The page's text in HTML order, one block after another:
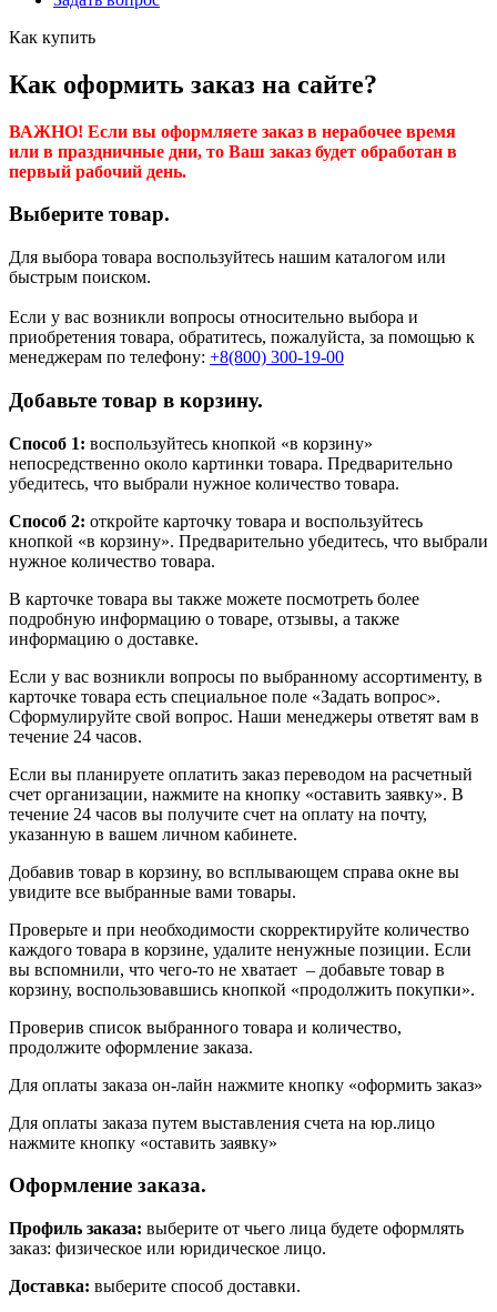
Как купить
Как оформить заказ на сайте?
ВАЖНО! Если вы оформляете заказ в нерабочее время
или в праздничные дни, то Ваш заказ будет обработан в
первый рабочий день.
Выберите товар.
Для выбора товара воспользуйтесь нашим каталогом или
быстрым поиском.
Если у вас возникли вопросы относительно выбора и
приобретения товара, обратитесь, пожалуйста, за помощью к
менеджерам по телефону: +8(800) 300-19-00
Добавьте товар в корзину.
Способ 1: воспользуйтесь кнопкой «в корзину»
непосредственно около картинки товара. Предварительно
убедитесь, что выбрали нужное количество товара.
Способ 2: откройте карточку товара и воспользуйтесь
кнопкой «в корзину». Предварительно убедитесь, что выбрали
нужное количество товара.
В карточке товара вы также можете посмотреть более
подробную информацию о товаре, отзывы, а также
информацию о доставке.
Если у вас возникли вопросы по выбранному ассортименту, в
карточке товара есть специальное поле «Задать вопрос».
Сформулируйте свой вопрос. Наши менеджеры ответят вам в
течение 24 часов.
Если вы планируете оплатить заказ переводом на расчетный
счет организации, нажмите на кнопку «оставить заявку». В
течение 24 часов вы получите счет на оплату на почту,
указанную в вашем личном кабинете.
Добавив товар в корзину, во всплывающем справа окне вы
увидите все выбранные вами товары.
Проверьте и при необходимости скорректируйте количество
каждого товара в корзине, удалите ненужные позиции. Если
вы вспомнили, что чего-то не хватает – добавьте товар в
корзину, воспользовавшись кнопкой «продолжить покупки».
Проверив список выбранного товара и количество,
продолжите оформление заказа.
Для оплаты заказа он-лайн нажмите кнопку «оформить заказ»
Для оплаты заказа путем выставления счета на юр.лицо
нажмите кнопку «оставить заявку»
Оформление заказа.
Профиль заказа: выберите от чьего лица будете оформлять
заказ: физическое или юридическое лицо.
Доставка: выберите способ доставки.